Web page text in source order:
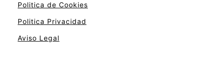
Politica de Cookies
Politica Privacidad
Aviso Legal